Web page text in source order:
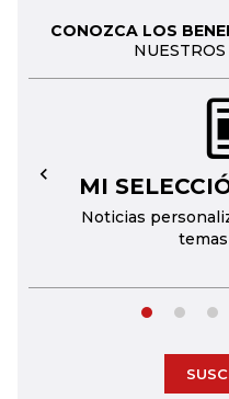
CONOZCA LOS
MI
Noticias
←